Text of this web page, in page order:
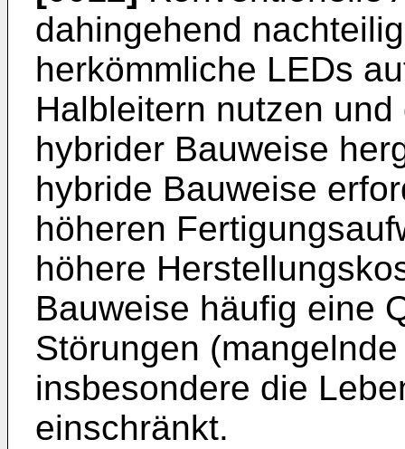
dahingehend
herkömmliche LEDs
Halbleitern nutzen
hybrider Bauweise
hybride Bauweise
höheren
höhere
Bauweise häufig eine
Störungen
insbesondere die
einschränkt.